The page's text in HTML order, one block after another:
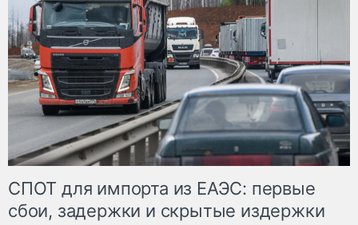
СПОТ для импорта из ЕАЭС: первые
сбои, задержки и скрытые издержки